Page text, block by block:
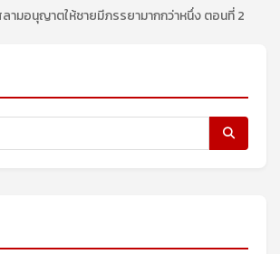
ามอนุญาตให้ชายมีภรรยามากกว่าหนึ่ง ตอนที่ 2